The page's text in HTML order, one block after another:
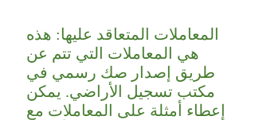
المعاملات المتعاقد عليها: هذه
هي المعاملات التي تتم عن
طريق إصدار صك رسمي في
مكتب تسجيل الأراضي. يمكن
إعطاء أمثلة على المعاملات مع